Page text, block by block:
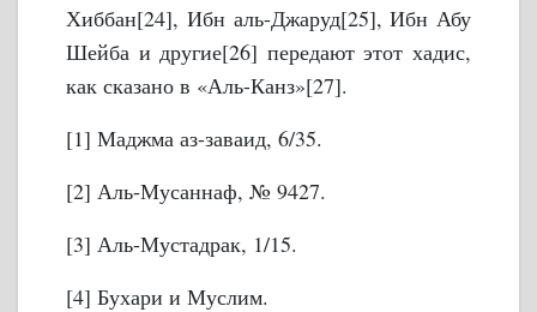
Хиббан[24], Ибн аль-Джаруд[25], Ибн Абу
Шейба и другие[26] передают этот хадис,
как сказано в «Аль-Канз»[27].
[1] Маджма аз-заваид, 6/35.
[2] Аль-Мусаннаф, № 9427.
[3] Аль-Мустадрак, 1/15.
[4] Бухари и Муслим.